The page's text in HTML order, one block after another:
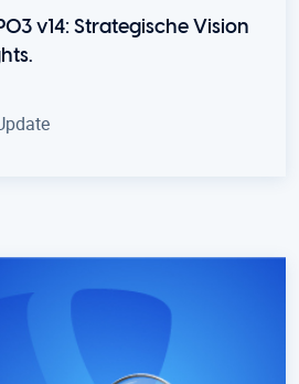
v14: Strategische Vision